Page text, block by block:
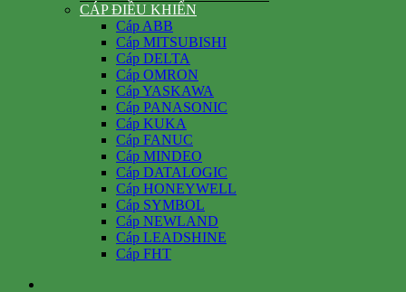
CÁP ĐIỀU KHIỂN
Cáp ABB
Cáp MITSUBISHI
Cáp DELTA
Cáp OMRON
Cáp YASKAWA
Cáp PANASONIC
Cáp KUKA
Cáp FANUC
Cáp MINDEO
Cáp DATALOGIC
Cáp HONEYWELL
Cáp SYMBOL
Cáp NEWLAND
Cáp LEADSHINE
Cáp FHT